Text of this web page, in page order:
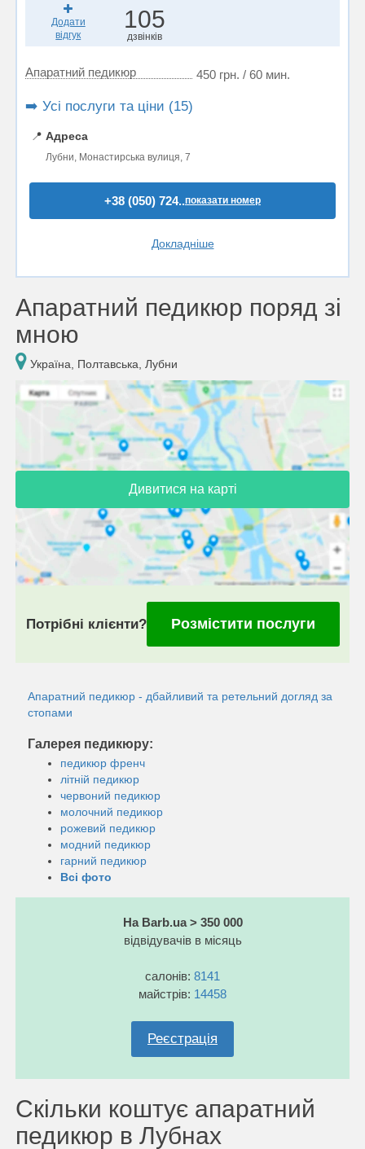
Додати
відгук
105
дзвінків
Апаратний педикюр 450 грн. / 60 мин.
➡️ Усі послуги та ціни (15)
📍 Адреса
Лубни, Монастирська вулиця, 7
+38 (050) 724..показати номер
Докладніше
Апаратний педикюр поряд зі
мною
Україна, Полтавська, Лубни
Дивитися на карті
Потрібні клієнти? Розмістити послуги
Апаратний педикюр - дбайливий та ретельний догляд за
стопами
Галерея педикюру:
педикюр френч
літній педикюр
червоний педикюр
молочний педикюр
рожевий педикюр
модний педикюр
гарний педикюр
Всі фото
На Barb.ua > 350 000
відвідувачів в місяць
салонів: 8141
майстрів: 14458
Реєстрація
Скільки коштує апаратний
педикюр в Лубнах